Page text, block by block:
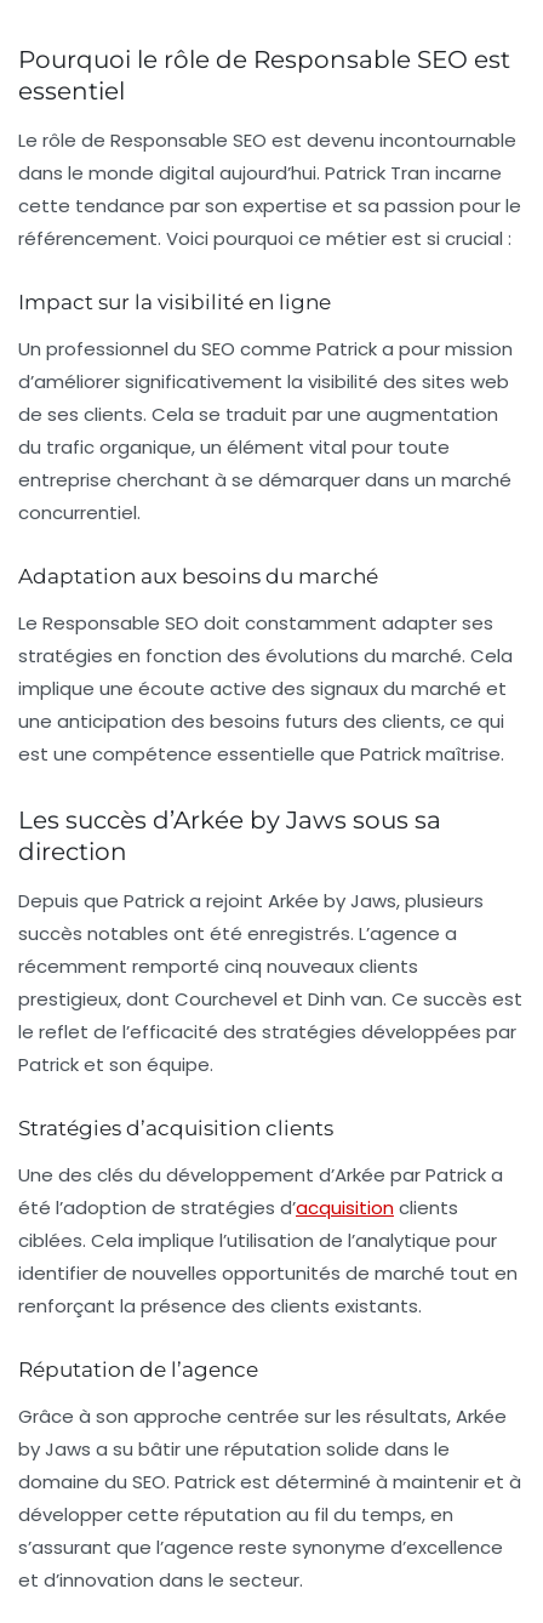
Pourquoi le rôle de Responsable SEO est
essentiel
Le rôle de Responsable SEO est devenu incontournable
dans le monde digital aujourd’hui. Patrick Tran incarne
cette tendance par son expertise et sa passion pour le
référencement. Voici pourquoi ce métier est si crucial :
Impact sur la visibilité en ligne
Un professionnel du SEO comme Patrick a pour mission
d’améliorer significativement la visibilité des sites web
de ses clients. Cela se traduit par une augmentation
du trafic organique, un élément vital pour toute
entreprise cherchant à se démarquer dans un marché
concurrentiel.
Adaptation aux besoins du marché
Le Responsable SEO doit constamment adapter ses
stratégies en fonction des évolutions du marché. Cela
implique une écoute active des signaux du marché et
une anticipation des besoins futurs des clients, ce qui
est une compétence essentielle que Patrick maîtrise.
Les succès d’Arkée by Jaws sous sa
direction
Depuis que Patrick a rejoint Arkée by Jaws, plusieurs
succès notables ont été enregistrés. L’agence a
récemment remporté cinq nouveaux clients
prestigieux, dont Courchevel et Dinh van. Ce succès est
le reflet de l’efficacité des stratégies développées par
Patrick et son équipe.
Stratégies d’acquisition clients
Une des clés du développement d’Arkée par Patrick a
été l’adoption de stratégies d’acquisitionclients
ciblées. Cela implique l’utilisation de l’analytique pour
identifier de nouvelles opportunités de marché tout en
renforçant la présence des clients existants.
Réputation de l’agence
Grâce à son approche centrée sur les résultats, Arkée
by Jaws a su bâtir une réputation solide dans le
domaine du SEO. Patrick est déterminé à maintenir et à
développer cette réputation au fil du temps, en
s’assurant que l’agence reste synonyme d’excellence
et d’innovation dans le secteur.